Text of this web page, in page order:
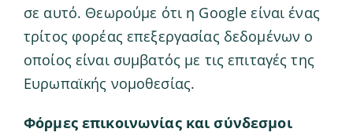
σε αυτό. Θεωρούμε ότι η Google είναι ένας
τρίτος φορέας επεξεργασίας δεδομένων ο
οποίος είναι συμβατός με τις επιταγές της
Ευρωπαϊκής νομοθεσίας.
Φόρμες επικοινωνίας και σύνδεσμοι